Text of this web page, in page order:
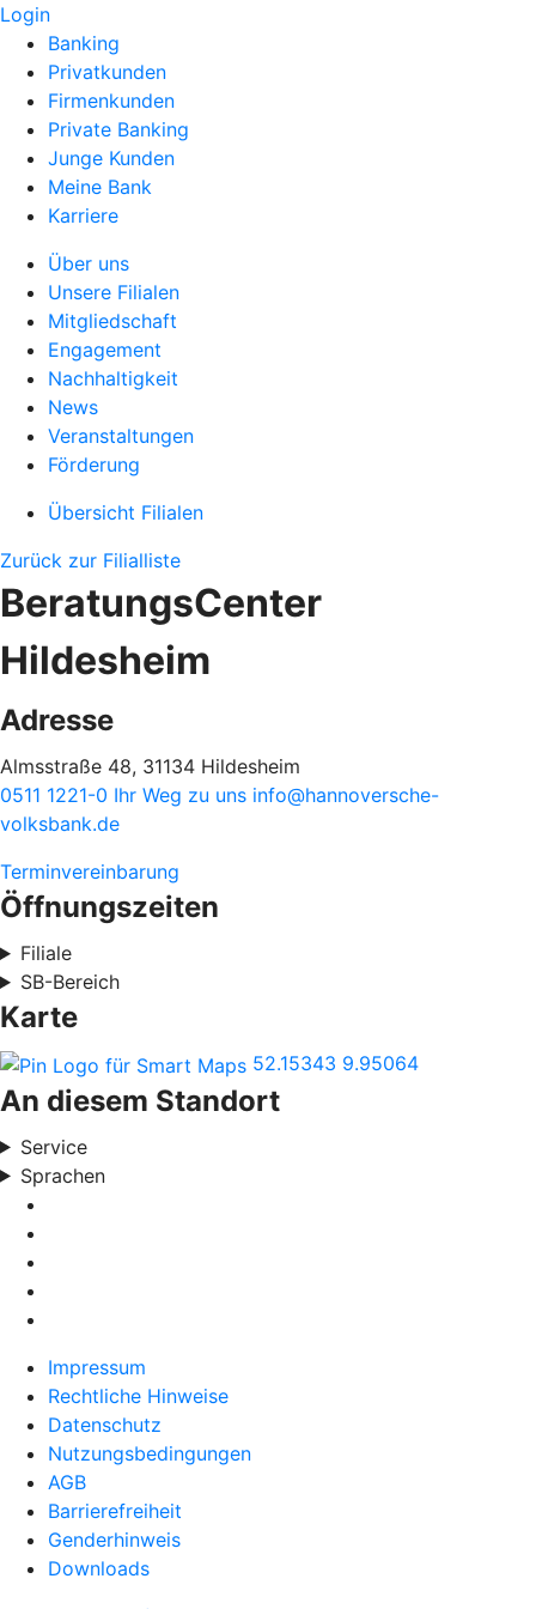
Login
Banking
Privatkunden
Firmenkunden
Private Banking
Junge Kunden
Meine Bank
Karriere
Über uns
Unsere Filialen
Mitgliedschaft
Engagement
Nachhaltigkeit
News
Veranstaltungen
Förderung
Übersicht Filialen
Zurück zur Filialliste
BeratungsCenter
Hildesheim
Adresse
Almsstraße 48, 31134 Hildesheim
0511 1221-0 Ihr Weg zu uns info@hannoversche-
volksbank.de
Terminvereinbarung
Öffnungszeiten
Filiale
SB-Bereich
Karte
52.15343 9.95064
An diesem Standort
Service
Sprachen
Impressum
Rechtliche Hinweise
Datenschutz
Nutzungsbedingungen
AGB
Barrierefreiheit
Genderhinweis
Downloads